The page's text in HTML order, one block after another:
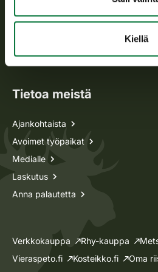
Kiellä
Metsästyskortti-asiat
Lupa-asiat
Tietoa meistä
Ajankohtaista
Avoimet työpaikat
Medialle
Laskutus
Anna palautetta
Verkkokauppa Rhy-kauppa
Vieraspeto.fi
Kosteikko.fi Oma